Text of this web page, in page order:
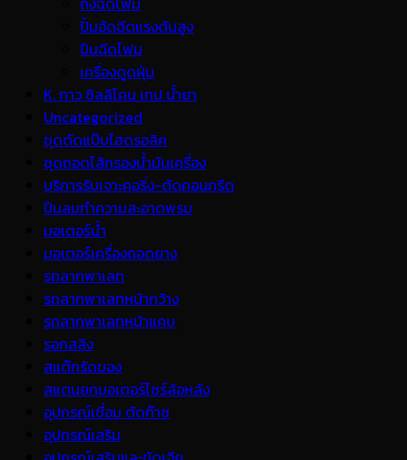
ปั้มอัดฉีดแรงดันสูง
ปืนฉีดโฟม
เครื่องดูดฝุ่น
K. กาว ซิลลิโคน เทป น้ำยา
Uncategorized
ชุดดัดแป๊บไฮดรอลิค
ชุดถอดไส้กรองน้ำมันเครื่อง
บริการรับเจาะคอริ่ง-ตัดคอนกรีต
ปืนลมทำความสะอาดพรม
มอเตอร์น้ำ
มอเตอร์เครื่องถอดยาง
รถลากพาเลท
รถลากพาเลทหน้ากว้าง
รถลากพาเลทหน้าแคบ
รอกสลิง
สแต๊กรัดของ
สแตนยกมอเตอร์ไซร์ล้อหลัง
อุปกรณ์เชื่อม ตัดก๊าซ
อุปกรณ์เสริม